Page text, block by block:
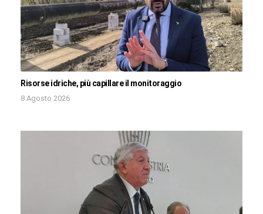
Risorse idriche, più capillare il monitoraggio
8 Agosto 2026